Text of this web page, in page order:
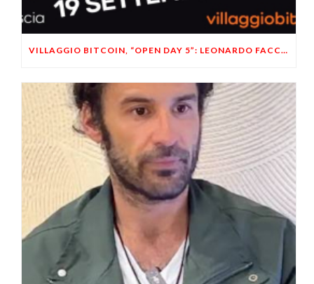
VILLAGGIO BITCOIN, “OPEN DAY 5”: LEONARDO FACCO OSPITE A BRESCIA